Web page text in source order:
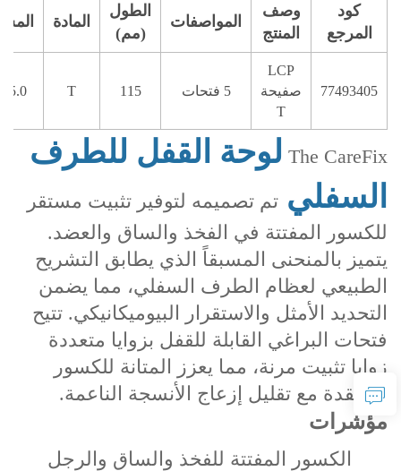
كود
المرجع
وصف
المنتج
المواصفات
الطول
(مم)
المادة
77493405
LCP
صفيحة
T
5 فتحات 115
T 5.0 مم
The CareFix لوحة القفل للطرف
السفلي تم تصميمه لتوفير تثبيت مستقر
للكسور المفتتة في الفخذ والساق والعضد.
يتميز بالمنحنى المسبقاً الذي يطابق التشريح
الطبيعي لعظام الطرف السفلي، مما يضمن
التحديد الأمثل والاستقرار البيوميكانيكي. تتيح
فتحات البراغي القابلة للقفل بزوايا متعددة
زوايا تثبيت مرنة، مما يعزز المتانة للكسور
المعقدة مع تقليل إزعاج الأنسجة الناعمة.
مؤشرات
الكسور المفتتة للفخذ والساق والرجل